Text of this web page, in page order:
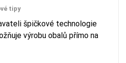
tipy
špičkové technologie
výrobu obalů přímo na